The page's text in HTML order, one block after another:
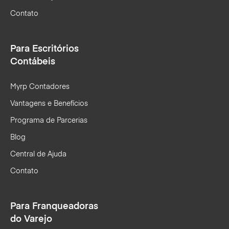
Contato
Para Escritórios
Contábeis
Myrp Contadores
Vantagens e Benefícios
Programa de Parcerias
Blog
Central de Ajuda
Contato
Para Franqueadoras
do Varejo